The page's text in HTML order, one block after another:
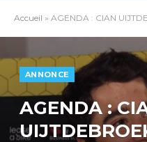
Accueil » AGENDA : CIAN
ANNONCE
AGENDA :